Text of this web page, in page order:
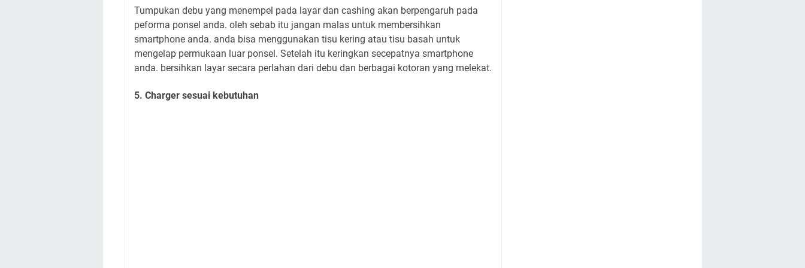
Tumpukan debu yang menempel pada layar dan cashing akan berpengaruh pada
peforma ponsel anda. oleh sebab itu jangan malas untuk membersihkan
smartphone anda. anda bisa menggunakan tisu kering atau tisu basah untuk
mengelap permukaan luar ponsel. Setelah itu keringkan secepatnya smartphone
anda. bersihkan layar secara perlahan dari debu dan berbagai kotoran yang melekat.
5. Charger sesuai kebutuhan